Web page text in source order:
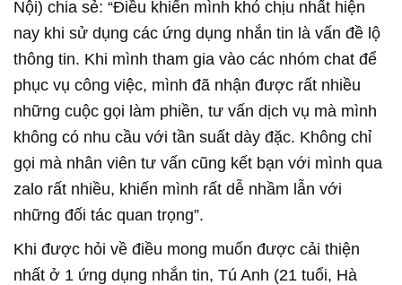
Nội) chia sẻ: “Điều khiến mình khó chịu nhất hiện
nay khi sử dụng các ứng dụng nhắn tin là vấn đề lộ
thông tin. Khi mình tham gia vào các nhóm chat để
phục vụ công việc, mình đã nhận được rất nhiều
những cuộc gọi làm phiền, tư vấn dịch vụ mà mình
không có nhu cầu với tần suất dày đặc. Không chỉ
gọi mà nhân viên tư vấn cũng kết bạn với mình qua
zalo rất nhiều, khiến mình rất dễ nhầm lẫn với
những đối tác quan trọng”.
Khi được hỏi về điều mong muốn được cải thiện
nhất ở 1 ứng dụng nhắn tin, Tú Anh (21 tuổi, Hà